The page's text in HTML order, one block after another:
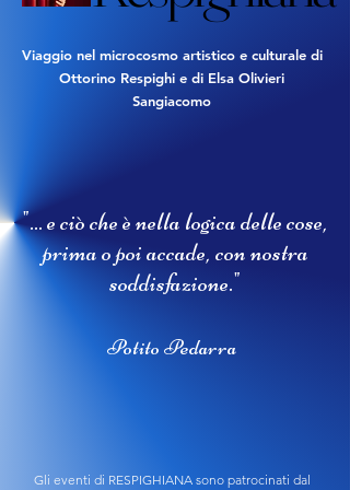
Viaggio nel microcosmo artistico e culturale di
Ottorino Respighi e di Elsa Olivieri
Sangiacomo
"... e ciò che è nella logica delle cose,
prima o poi accade, con nostra
soddisfazione."
Potito Pedarra
Gli eventi di RESPIGHIANA sono patrocinati dal